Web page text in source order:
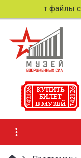
использует файлы